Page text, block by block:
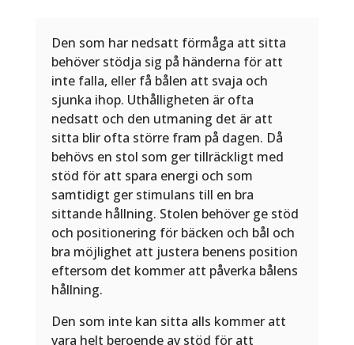
Den som har nedsatt förmåga att sitta
behöver stödja sig på händerna för att
inte falla, eller få bålen att svaja och
sjunka ihop. Uthålligheten är ofta
nedsatt och den utmaning det är att
sitta blir ofta större fram på dagen. Då
behövs en stol som ger tillräckligt med
stöd för att spara energi och som
samtidigt ger stimulans till en bra
sittande hållning. Stolen behöver ge stöd
och positionering för bäcken och bål och
bra möjlighet att justera benens position
eftersom det kommer att påverka bålens
hållning.
Den som inte kan sitta alls kommer att
vara helt beroende av stöd för att